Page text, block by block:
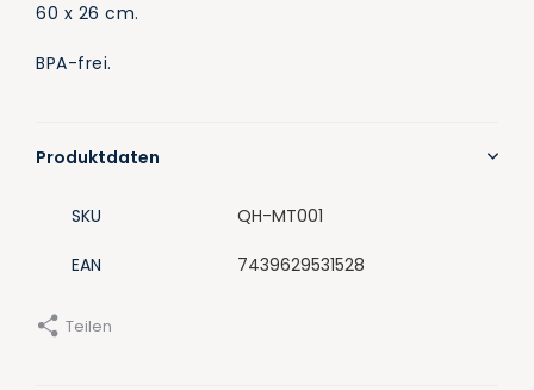
60 x 26 cm.
BPA-frei.
Produktdaten
SKU QH-MT001
EAN 7439629531528
Teilen